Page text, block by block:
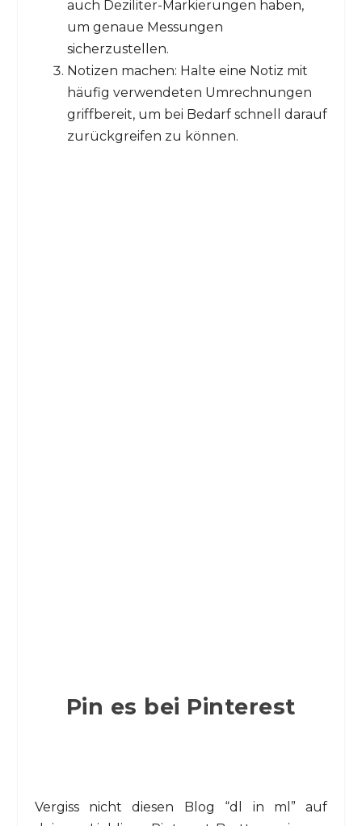
auch Deziliter-Markierungen haben,
um genaue Messungen
sicherzustellen.
Notizen machen: Halte eine Notiz mit
häufig verwendeten Umrechnungen
griffbereit, um bei Bedarf schnell darauf
zurückgreifen zu können.
Pin es bei Pinterest
Vergiss nicht diesen Blog “dl in ml” auf